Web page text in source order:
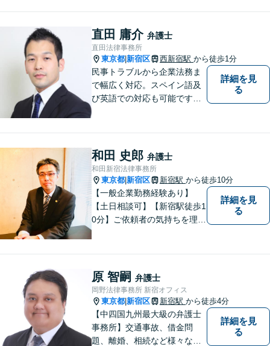
相談を多く受けております。
皆様が明るい未来を進めるよ
うに、法律の面から力になり
ます。
直田 庸介 弁護士
直田法律事務所
東京都 新宿区 西新宿駅 から徒歩1分
民事トラブルから企業法務ま
で幅広く対応。スペイン語及
び英語での対応も可能です。
っております。
詳細を見
る
和田 史郎 弁護士
和田新宿法律事務所
東京都 新宿区 新宿駅 から徒歩10分
【一般企業勤務経験あり】
【土日相談可】【新宿駅徒歩1
0分】ご依頼者の気持ちを理解
詳細を見
る
原 智嗣 弁護士
岡野法律事務所 新宿オフィス
東京都 新宿区 新宿駅 から徒歩4分
【中四国九州最大級の弁護士
事務所】交通事故、借金問
題、離婚、相続など様々な問
詳細を見
る